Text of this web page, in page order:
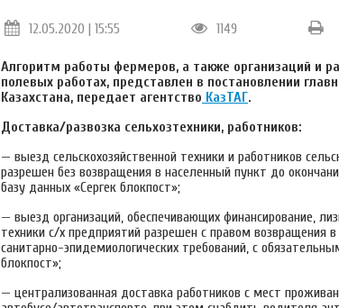
12.05.2020 | 15:55 1149
Алгоритм работы фермеров, а также организаций и
полевых работах, представлен в постановлении
Казахстана, передает агентство КазТАГ.
Доставка/развозка сельхозтехники, работников:
— выезд сельскохозяйственной техники и работников
разрешен без возвращения в населенный пункт до
базу данных «Сергек блокпост»;
— выезд организаций, обеспечивающих финансирование,
техники с/х предприятий разрешен с правом возвращения
санитарно-эпидемиологических требований, с
блокпост»;
— централизованная доставка работников с мест